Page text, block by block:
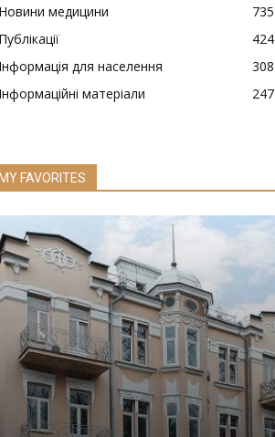
Новини медицини
735
Публікації
424
Інформація для населення
308
Інформаційні матеріали
247
MY FAVORITES